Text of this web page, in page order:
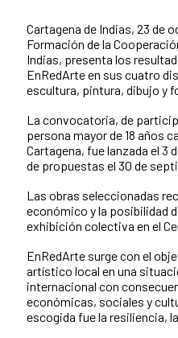
Contenido de la noticia
Cartagena de Indias, 23 de
Formación de la
Indias, presenta los
EnRedArte en sus cuatro
escultura, pintura, dibujo y
La convocatoria, de
persona mayor de 18 años
Cartagena, fue lanzada el 3
de propuestas el 30 de
Las obras seleccionadas
económico y la posibilidad
exhibición colectiva en el
EnRedArte surge con el
artístico local en una
internacional con
económicas, sociales y
escogida fue la resiliencia,